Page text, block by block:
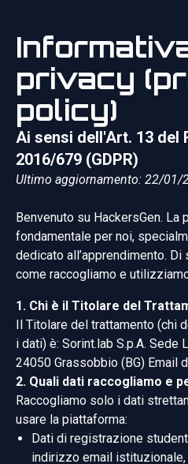
privacy
policy)
Ai sensi dell'Art. 13 del
2016/679 (GDPR)
Ultimo aggiornamento: 22/01/
Benvenuto su HackersGen.
fondamentale per noi,
dedicato all’apprendimento.
come raccogliamo e
1. Chi è il Titolare del
Il Titolare del trattamento (chi
i dati) è: Sorint.lab S.p.A. Sede
24050 Grassobbio (BG) Email
2. Quali dati raccogliamo e
Raccogliamo solo i dati
usare la piattaforma:
Dati di registrazione
indirizzo email